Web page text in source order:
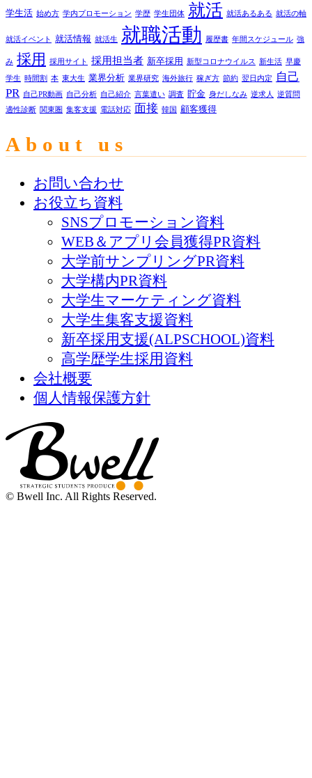
学生活 始め方 学内プロモーション 学歴 学生団体 就活 就活あるある 就活の軸
就活イベント 就活情報 就活生 就職活動 履歴書 年間スケジュール 強
み 採用 採用サイト 採用担当者 新卒採用 新型コロナウイルス 新生活 早慶
学生 時間割 本 東大生 業界分析 業界研究 海外旅行 稼ぎ方 節約 翌日内定
自己
PR 自己PR動画 自己分析 自己紹介 言葉遣い 調査 貯金 身だしなみ 逆求人
逆質問
適性診断 関東圏 集客支援 電話対応 面接 韓国 顧客獲得
About us
お問い合わせ
お役立ち資料
SNSプロモーション資料
WEB＆アプリ会員獲得PR資料
大学前サンプリングPR資料
大学構内PR資料
大学生マーケティング資料
大学生集客支援資料
新卒採用支援(ALPSCHOOL)資料
高学歴学生採用資料
会社概要
個人情報保護方針
© Bwell Inc. All Rights Reserved.